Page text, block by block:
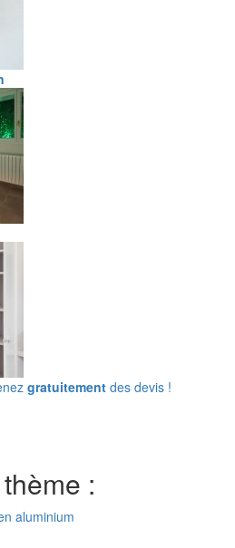
gratuitement des devis !
:
aluminium